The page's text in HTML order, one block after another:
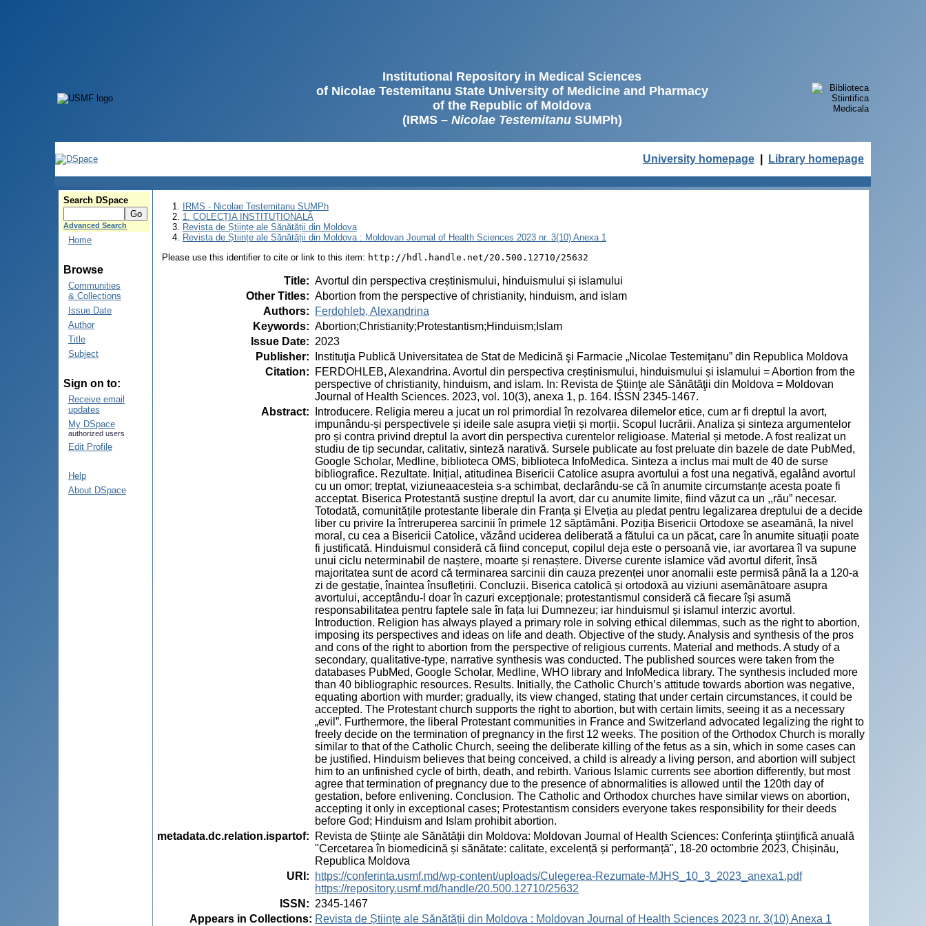
Institutional Repository in Medical Sciences
of Nicolae Testemitanu State University of Medicine and Pharmacy
of the Republic of Moldova
(IRMS – Nicolae TestemitanuSUMPh)
University homepage Library homepage
Search DSpace
Advanced Search
Home
Browse
Communities
& Collections
Issue Date
Author
Title
Subject
Sign on to:
Receive email
updates
My DSpace
authorized users
Edit Profile
Help
About DSpace
IRMS - Nicolae Testemitanu SUMPh
1. COLECȚIA INSTITUȚIONALĂ
Revista de Științe ale Sănătății din Moldova
Revista de Științe ale Sănătății din Moldova : Moldovan Journal of Health Sciences 2023 nr. 3(10) Anexa 1
Please use this identifier to cite or link to this item: http://hdl.handle.net/20.500.12710/25632
Title: Avortul din perspectiva creștinismului, hinduismului și islamului
Other Titles: Abortion from the perspective of christianity, hinduism, and islam
Authors:
Ferdohleb, Alexandrina
Keywords: Abortion;Christianity;Protestantism;Hinduism;Islam
Issue Date: 2023
Publisher:
Instituţia Publică Universitatea de Stat de Medicină şi Farmacie „Nicolae Testemiţanu” din Republica Moldova
Citation:
FERDOHLEB, Alexandrina. Avortul din perspectiva creștinismului, hinduismului și islamului = Abortion from the
perspective of christianity, hinduism, and islam. In: Revista de Ştiinţe ale Sănătăţii din Moldova = Moldovan
Journal of Health Sciences. 2023, vol. 10(3), anexa 1, p. 164. ISSN 2345-1467.
Abstract:
Introducere. Religia mereu a jucat un rol primordial în rezolvarea dilemelor etice, cum ar fi dreptul la avort,
impunându-și perspectivele și ideile sale asupra vieții și morții. Scopul lucrării. Analiza și sinteza argumentelor
pro și contra privind dreptul la avort din perspectiva curentelor religioase. Material și metode. A fost realizat un
studiu de tip secundar, calitativ, sinteză narativă. Sursele publicate au fost preluate din bazele de date PubMed,
Google Scholar, Medline, biblioteca OMS, biblioteca InfoMedica. Sinteza a inclus mai mult de 40 de surse
bibliografice. Rezultate. Inițial, atitudinea Bisericii Catolice asupra avortului a fost una negativă, egalând avortul
cu un omor; treptat, viziuneaacesteia s-a schimbat, declarându-se că în anumite circumstanțe acesta poate fi
acceptat. Biserica Protestantă susține dreptul la avort, dar cu anumite limite, fiind văzut ca un ,,rău” necesar.
Totodată, comunitățile protestante liberale din Franța și Elveția au pledat pentru legalizarea dreptului de a decide
liber cu privire la întreruperea sarcinii în primele 12 săptămâni. Poziția Bisericii Ortodoxe se aseamănă, la nivel
moral, cu cea a Bisericii Catolice, văzând uciderea deliberată a fătului ca un păcat, care în anumite situații poate
fi justificată. Hinduismul consideră că fiind conceput, copilul deja este o persoană vie, iar avortarea îl va supune
unui ciclu neterminabil de naștere, moarte și renaștere. Diverse curente islamice văd avortul diferit, însă
majoritatea sunt de acord că terminarea sarcinii din cauza prezenței unor anomalii este permisă până la a 120-a
zi de gestație, înaintea însuflețirii. Concluzii. Biserica catolică și ortodoxă au viziuni asemănătoare asupra
avortului, acceptându-l doar în cazuri excepționale; protestantismul consideră că fiecare își asumă
responsabilitatea pentru faptele sale în fața lui Dumnezeu; iar hinduismul și islamul interzic avortul.
Introduction. Religion has always played a primary role in solving ethical dilemmas, such as the right to abortion,
imposing its perspectives and ideas on life and death. Objective of the study. Analysis and synthesis of the pros
and cons of the right to abortion from the perspective of religious currents. Material and methods. A study of a
secondary, qualitative-type, narrative synthesis was conducted. The published sources were taken from the
databases PubMed, Google Scholar, Medline, WHO library and InfoMedica library. The synthesis included more
than 40 bibliographic resources. Results. Initially, the Catholic Church’s attitude towards abortion was negative,
equating abortion with murder; gradually, its view changed, stating that under certain circumstances, it could be
accepted. The Protestant church supports the right to abortion, but with certain limits, seeing it as a necessary
„evil”. Furthermore, the liberal Protestant communities in France and Switzerland advocated legalizing the right to
freely decide on the termination of pregnancy in the first 12 weeks. The position of the Orthodox Church is morally
similar to that of the Catholic Church, seeing the deliberate killing of the fetus as a sin, which in some cases can
be justified. Hinduism believes that being conceived, a child is already a living person, and abortion will subject
him to an unfinished cycle of birth, death, and rebirth. Various Islamic currents see abortion differently, but most
agree that termination of pregnancy due to the presence of abnormalities is allowed until the 120th day of
gestation, before enlivening. Conclusion. The Catholic and Orthodox churches have similar views on abortion,
accepting it only in exceptional cases; Protestantism considers everyone takes responsibility for their deeds
before God; Hinduism and Islam prohibit abortion.
metadata.dc.relation.ispartof:
Revista de Științe ale Sănătății din Moldova: Moldovan Journal of Health Sciences: Conferinţa ştiinţifică anuală
"Cercetarea în biomedicină și sănătate: calitate, excelență și performanță", 18-20 octombrie 2023, Chișinău,
Republica Moldova
URI :
https://conferinta.usmf.md/wp-content/uploads/Culegerea-Rezumate-MJHS_10_3_2023_anexa1.pdf
https://repository.usmf.md/handle/20.500.12710/25632
ISSN : 2345-1467
Appears in Collections: Revista de Științe ale Sănătății din Moldova : Moldovan Journal of Health Sciences 2023 nr. 3(10) Anexa 1